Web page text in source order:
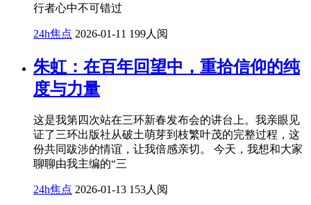
行者心中不可错过
24h焦点 2026-01-11 199人阅
朱虹：在百年回望中，重拾信仰的纯
度与力量
这是我第四次站在三环新春发布会的讲台上。我亲眼见
证了三环出版社从破土萌芽到枝繁叶茂的完整过程，这
份共同跋涉的情谊，让我倍感亲切。 今天，我想和大家
聊聊由我主编的“三
24h焦点 2026-01-13 153人阅